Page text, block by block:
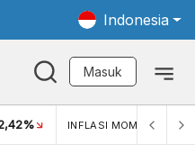
Indonesia
Masuk
INFLASI MOM (MAR)